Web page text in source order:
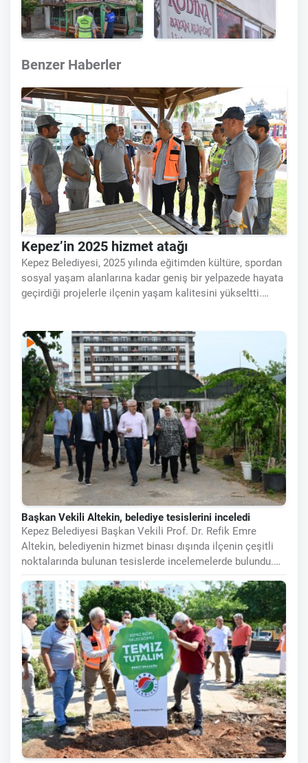
Benzer Haberler
Kepez’in 2025 hizmet atağı
Kepez Belediyesi, 2025 yılında eğitimden kültüre, spordan
sosyal yaşam alanlarına kadar geniş bir yelpazede hayata
geçirdiği projelerle ilçenin yaşam kalitesini yükseltti.
Başkan Vekili Altekin, belediye tesislerini inceledi
Kepez Belediyesi Başkan Vekili Prof. Dr. Refik Emre
Altekin, belediyenin hizmet binası dışında ilçenin çeşitli
noktalarında bulunan tesislerde incelemelerde bulundu.
Sosyal Yardım Merkezi,